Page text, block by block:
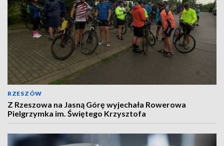
RZESZÓW
Z Rzeszowa na Jasną Górę wyjechała Rowerowa
Pielgrzymka im. Świętego Krzysztofa